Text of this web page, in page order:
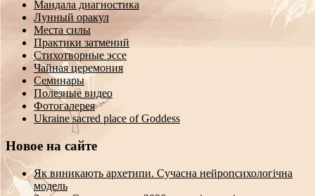
Мандала диагностика
Лунный оракул
Места силы
Практики затмений
Стихотворные эссе
Чайная церемония
Семинары
Полезные видео
Фотогалерея
Ukraine sacred place of Goddess
Новое на сайте
Як виникають архетипи. Сучасна нейропсихологічна
модель